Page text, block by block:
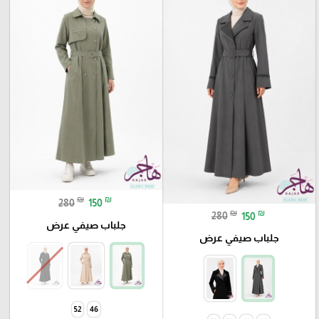
280 ₪ 150 ₪
جلباب صيفي عرض
280 ₪ 150 ₪
جلباب صيفي عرض
46
52